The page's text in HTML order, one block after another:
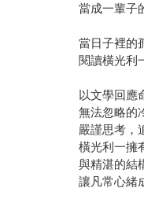
當成一輩子
當日子裡的
閱讀橫光利
以文學回應
無法忽略的
嚴謹思考，
橫光利一擁
與精湛的結
讓凡常心緒